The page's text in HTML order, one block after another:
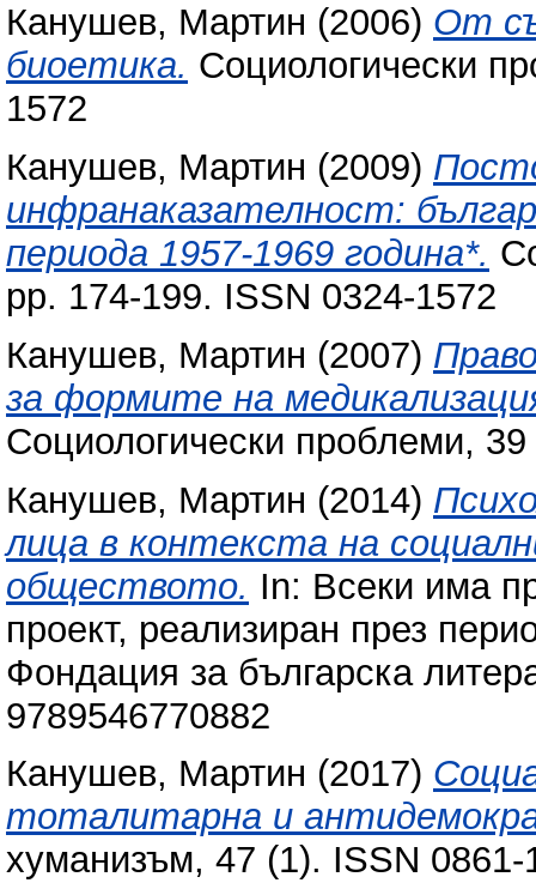
Канушев, Мартин (2006) От
биоетика. Социологически
1572
Канушев, Мартин (2009)
инфранаказателност:
периода 1957-1969 година*.
pp. 174-199. ISSN 0324-1572
Канушев, Мартин (2007)
за формите на
Социологически проблеми,
Канушев, Мартин (2014)
лица в контекста на
обществото. In: Всеки има
проект, реализиран през
Фондация за българска
9789546770882
Канушев, Мартин (2017)
тоталитарна и
хуманизъм, 47 (1). ISSN 0861-